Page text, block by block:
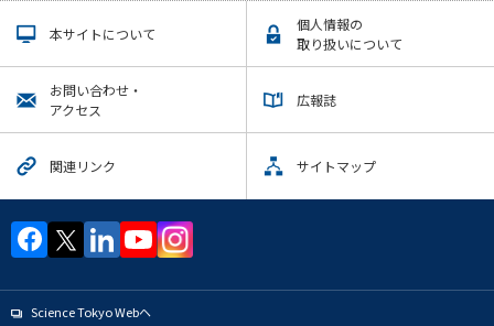
本サイトについて
個人情報の
取り扱いについて
お問い合わせ・
アクセス
広報誌
関連リンク サイトマップ
Science Tokyo Webヘ